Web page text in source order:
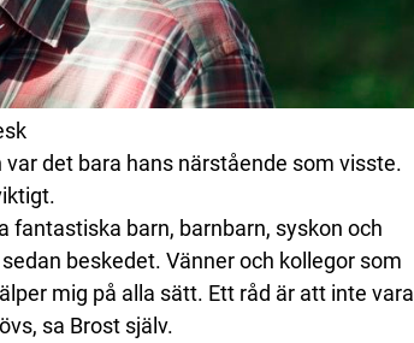
det bara hans närstående som visste.
barn, barnbarn, syskon och
beskedet. Vänner och kollegor som
mig på alla sätt. Ett råd är att inte vara
sa Brost själv.